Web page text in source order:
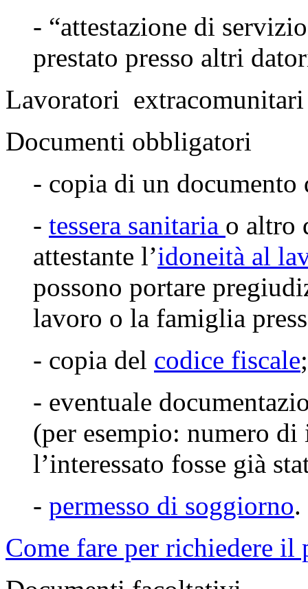
- “attestazione di
prestato presso altri
Lavoratori extracomunitari
Documenti obbligatori
- copia di un
- tessera sanitaria o altro
attestante l’idoneità al
possono portare
lavoro o la famiglia
- copia del codice fiscale;
- eventuale
(per esempio: numero
l’interessato fosse già
- permesso di soggiorno.
Come fare per richiedere il